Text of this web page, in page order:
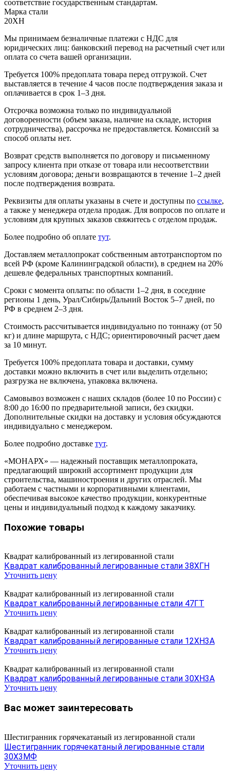
соответствие государственным стандартам.
Марка стали
20ХН
Мы принимаем безналичные платежи с НДС для
юридических лиц: банковский перевод на расчетный счет или
оплата со счета вашей организации.
Требуется 100% предоплата товара перед отгрузкой. Счет
выставляется в течение 4 часов после подтверждения заказа и
оплачивается в срок 1–3 дня.
Отсрочка возможна только по индивидуальной
договоренности (объем заказа, наличие на складе, история
сотрудничества), рассрочка не предоставляется. Комиссий за
способ оплаты нет.
Возврат средств выполняется по договору и письменному
запросу клиента при отказе от товара или несоответствии
условиям договора; деньги возвращаются в течение 1–2 дней
после подтверждения возврата.
Реквизиты для оплаты указаны в счете и доступны по ссылке,
а также у менеджера отдела продаж. Для вопросов по оплате и
условиям для крупных заказов свяжитесь с отделом продаж.
Более подробно об оплате тут.
Доставляем металлопрокат собственным автотранспортом по
всей РФ (кроме Калининградской области), в среднем на 20%
дешевле федеральных транспортных компаний.
Сроки с момента оплаты: по области 1–2 дня, в соседние
регионы 1 день, Урал/Сибирь/Дальний Восток 5–7 дней, по
РФ в среднем 2–3 дня.
Стоимость рассчитывается индивидуально по тоннажу (от 50
кг) и длине маршрута, с НДС; ориентировочный расчет даем
за 10 минут.
Требуется 100% предоплата товара и доставки, сумму
доставки можно включить в счет или выделить отдельно;
разгрузка не включена, упаковка включена.
Самовывоз возможен с наших складов (более 10 по России) с
8:00 до 16:00 по предварительной записи, без скидки.
Дополнительные скидки на доставку и условия обсуждаются
индивидуально с менеджером.
Более подробно доставке тут.
«МОНАРХ» — надежный поставщик металлопроката,
предлагающий широкий ассортимент продукции для
строительства, машиностроения и других отраслей. Мы
работаем с частными и корпоративными клиентами,
обеспечивая высокое качество продукции, конкурентные
цены и индивидуальный подход к каждому заказчику.
Похожие товары
Квадрат калиброванный из легированной стали
Квадрат калиброванный легированные стали 38ХГН
Уточнить цену
Квадрат калиброванный из легированной стали
Квадрат калиброванный легированные стали 47ГТ
Уточнить цену
Квадрат калиброванный из легированной стали
Квадрат калиброванный легированные стали 12ХН3А
Уточнить цену
Квадрат калиброванный из легированной стали
Квадрат калиброванный легированные стали 30ХН3А
Уточнить цену
Вас может заинтересовать
Шестигранник горячекатаный из легированной стали
Шестигранник горячекатаный легированные стали
30Х3МФ
Уточнить цену